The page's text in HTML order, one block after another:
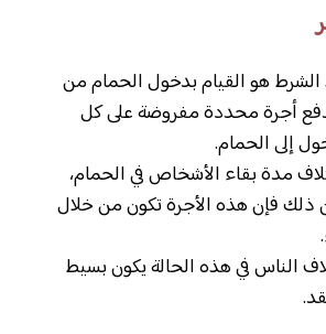
هو القيام بدخول الحمام من
أجرة محددة مفروضة على كل
إلى الحمام.
مدة بقاء الأشخاص في الحمام،
ذلك فإن هذه الأجرة تكون من خلال
الناس في هذه الحالة يكون بسيط